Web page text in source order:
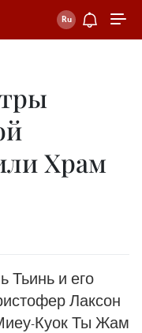
Храм
Тьинь и его
Лаксон
Куок Ты Жам